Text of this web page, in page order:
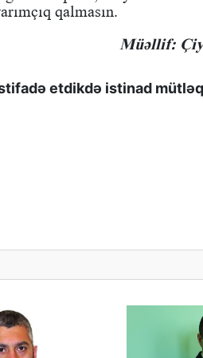
qalmasın.
Müəllif:
etdikdə istinad